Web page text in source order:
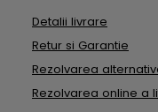
Detalii livrare
Retur si Garantie
Rezolvarea
Rezolvarea online a